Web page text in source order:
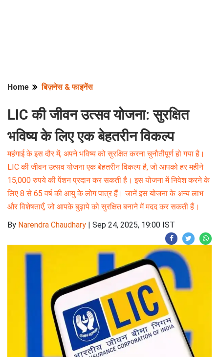
Home बिज़नेस & फाइनेंस
LIC की जीवन उत्सव योजना: सुरक्षित
भविष्य के लिए एक बेहतरीन विकल्प
महंगाई के इस दौर में, अपने भविष्य को सुरक्षित करना चुनौतीपूर्ण हो गया है।
LIC की जीवन उत्सव योजना एक बेहतरीन विकल्प है, जो आपको हर महीने
15,000 रुपये की पेंशन प्रदान कर सकती है। इस योजना में निवेश करने के
लिए 8 से 65 वर्ष की आयु के लोग पात्र हैं। जानें इस योजना के अन्य लाभ
और विशेषताएँ, जो आपके बुढ़ापे को सुरक्षित बनाने में मदद कर सकती हैं।
By Narendra Chaudhary | Sep 24, 2025, 19:00 IST